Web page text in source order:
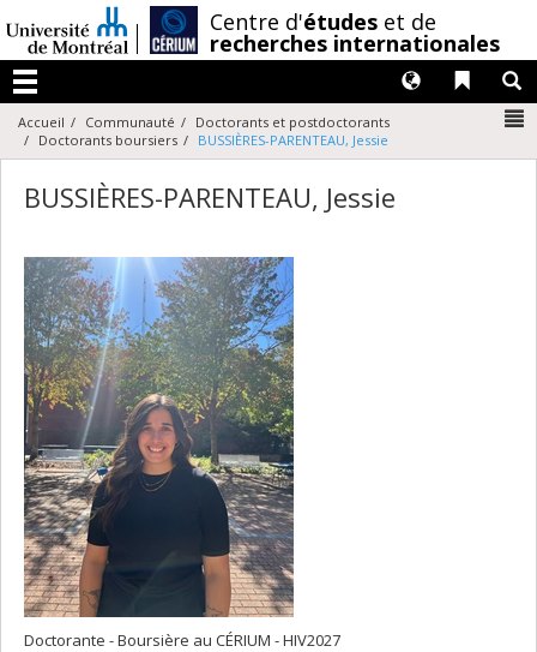
au
contenu
Centre d'études et de
recherches internationales
Menu
Liens
Langues
Accueil Communauté
Doctorants et postdoctorants
Doctorants boursiers
BUSSIÈRES-PARENTEAU, Jessie
BUSSIÈRES-PARENTEAU, Jessie
Doctorante - Boursière au CÉRIUM - HIV2027